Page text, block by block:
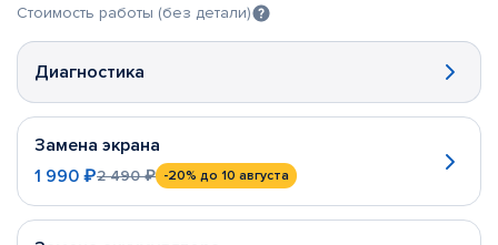
Стоимость работы (без детали)
Диагностика
Замена экрана
1 990 ₽2 490 ₽ -20% до 10 августа